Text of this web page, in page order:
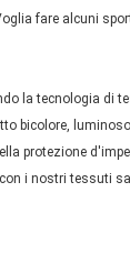
fare alcuni
la tecnologia di
bicolore,
protezione
i nostri tessuti